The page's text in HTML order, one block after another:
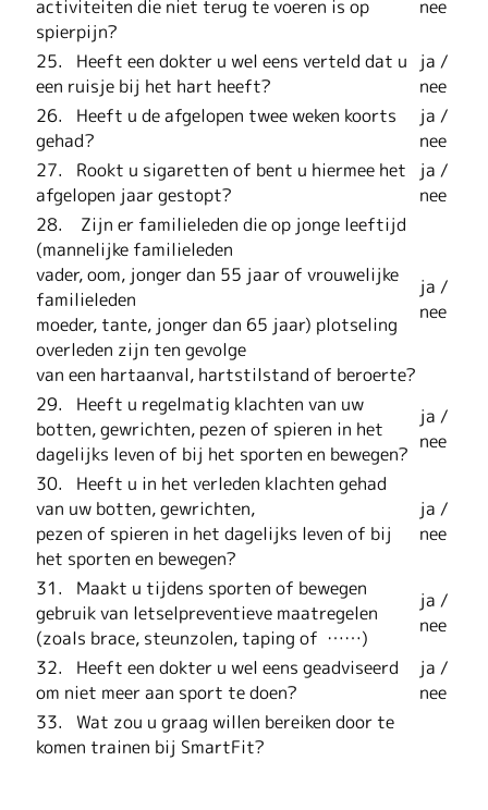
activiteiten die niet terug te voeren is op
spierpijn?
nee
25. Heeft een dokter u wel eens verteld dat u
een ruisje bij het hart heeft?
ja /
nee
26. Heeft u de afgelopen twee weken koorts
gehad?
ja /
nee
27. Rookt u sigaretten of bent u hiermee het
afgelopen jaar gestopt?
ja /
nee
28. Zijn er familieleden die op jonge leeftijd
(mannelijke familieleden
vader, oom, jonger dan 55 jaar of vrouwelijke
familieleden
moeder, tante, jonger dan 65 jaar) plotseling
overleden zijn ten gevolge
van een hartaanval, hartstilstand of beroerte?
ja /
nee
29. Heeft u regelmatig klachten van uw
botten, gewrichten, pezen of spieren in het
dagelijks leven of bij het sporten en bewegen?
ja /
nee
30. Heeft u in het verleden klachten gehad
van uw botten, gewrichten,
pezen of spieren in het dagelijks leven of bij
het sporten en bewegen?
ja /
nee
31. Maakt u tijdens sporten of bewegen
gebruik van letselpreventieve maatregelen
(zoals brace, steunzolen, taping of ……)
ja /
nee
32. Heeft een dokter u wel eens geadviseerd
om niet meer aan sport te doen?
ja /
nee
33. Wat zou u graag willen bereiken door te
komen trainen bij SmartFit?